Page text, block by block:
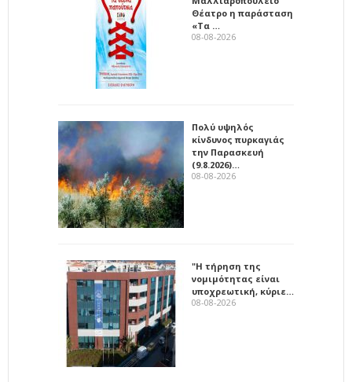
Θέατρο η παράσταση
«Τα …
08-08-2026
Πολύ υψηλός
κίνδυνος πυρκαγιάς
την Παρασκευή
(9.8.2026)…
08-08-2026
"Η τήρηση της
νομιμότητας είναι
υποχρεωτική, κύριε…
08-08-2026